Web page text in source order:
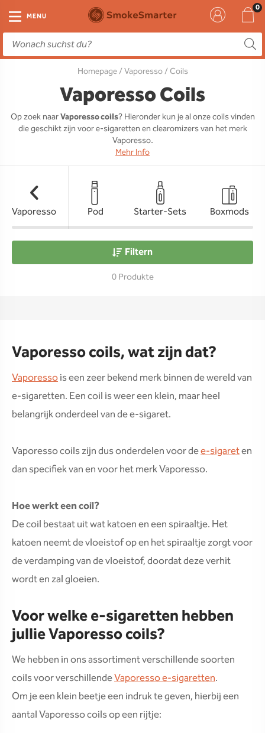
MENU E-Zigarette
E-Zigaretten Starter-Sets
Clearomizer
Coils
Einweg
Einweg Vape
Einweg Pod Akku
Liquids
E-Liquid
Base
Zubehör
Clearomizer
Driptips
Akkus
Ladegeräte
Ersatzgläser
DIY
Aromen
Wick & Coils
Liquid Flaschen
Homepage/Vaporesso/ Coils
Vaporesso Coils
Op zoek naarVaporesso coils? Hieronder kun je al onze coils vinden
die geschikt zijn voor e-sigaretten en clearomizers van het merk
Vaporesso.
Mehr Info
Vaporesso Pod Starter-Sets Boxmods
Filtern
0 Produkte
Vaporesso coils, wat zijn dat?
Vaporessois een zeer bekend merk binnen de wereld van
e-sigaretten. Een coil is weer een klein, maar heel
belangrijk onderdeel van de e-sigaret.
Vaporesso coils zijn dus onderdelen voor dee-sigareten
dan specifiek van en voor het merk Vaporesso.
Hoe werkt een coil?
De coil bestaat uit wat katoen en een spiraaltje. Het
katoen neemt de vloeistof op en het spiraaltje zorgt voor
de verdamping van de vloeistof, doordat deze verhit
wordt en zal gloeien.
Voor welke e-sigaretten hebben
jullie Vaporesso coils?
We hebben in ons assortiment verschillende soorten
coils voor verschillendeVaporesso e-sigaretten.
Om je een klein beetje een indruk te geven, hierbij een
aantal Vaporesso coils op een rijtje: